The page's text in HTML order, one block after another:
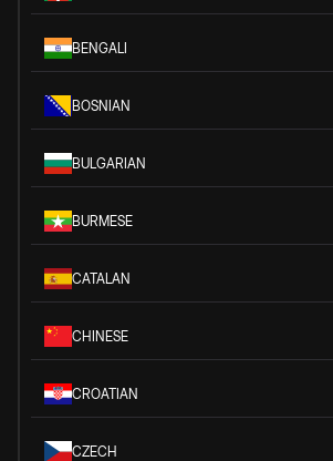
BENGALI
BOSNIAN
BULGARIAN
BURMESE
CATALAN
CHINESE
CROATIAN
CZECH